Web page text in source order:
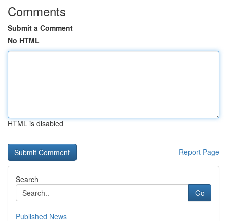
Comments
Submit a Comment
No HTML
HTML is disabled
Report Page
Search
Go
Published News